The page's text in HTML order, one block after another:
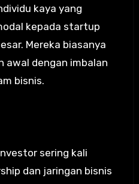
kaya yang
kepada startup
Mereka biasanya
awal dengan imbalan
bisnis.
sering kali
dan jaringan bisnis